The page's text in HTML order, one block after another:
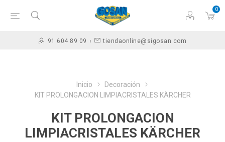
0
91 604 89 09 tiendaonline@sigosan.com
Inicio
Decoración
KIT PROLONGACION LIMPIACRISTALES KÄRCHER
KIT PROLONGACION
LIMPIACRISTALES KÄRCHER